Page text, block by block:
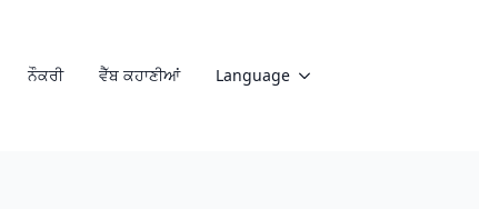
ਨੌਕਰੀ ਵੈੱਬ ਕਹਾਣੀਆਂ Language